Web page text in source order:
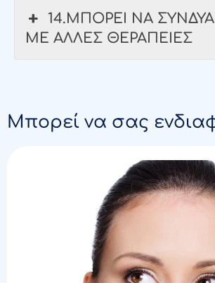
14.ΜΠΟΡΕΙ ΝΑ
ΜΕ ΑΛΛΕΣ ΘΕΡΑΠΕΙΕΣ
Μπορεί να σας